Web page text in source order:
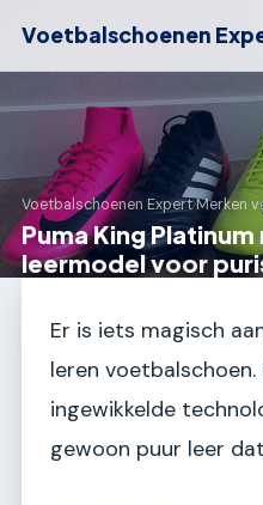
Voetbalschoenen
Voetbalschoenen Expert›Merken
Puma King
leermodel voor
Er is iets magisch
leren voetbalschoen.
ingewikkelde
gewoon puur leer